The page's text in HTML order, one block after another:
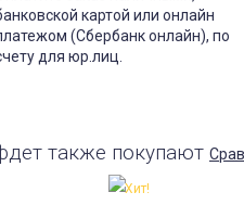
картой или онлайн
(Сбербанк онлайн), по
для юр.лиц.
также покупают
Хит!